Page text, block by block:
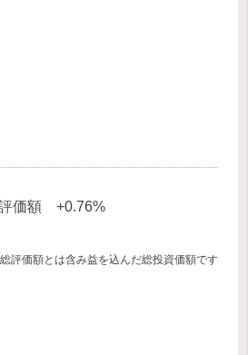
価額 +0.76%
総評価額とは含み益を込んだ総投資価額です